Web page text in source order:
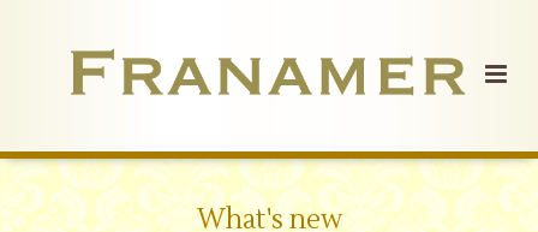
What's new